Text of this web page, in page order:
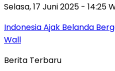
Selasa, 17 Juni 2025 - 14:25
Indonesia Ajak Belanda
Wall
Berita Terbaru